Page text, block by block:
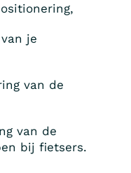
je
van de
van de
bij fietsers.